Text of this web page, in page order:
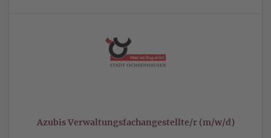
Azubis Verwaltungsfachangestellte/r (m/w/d)